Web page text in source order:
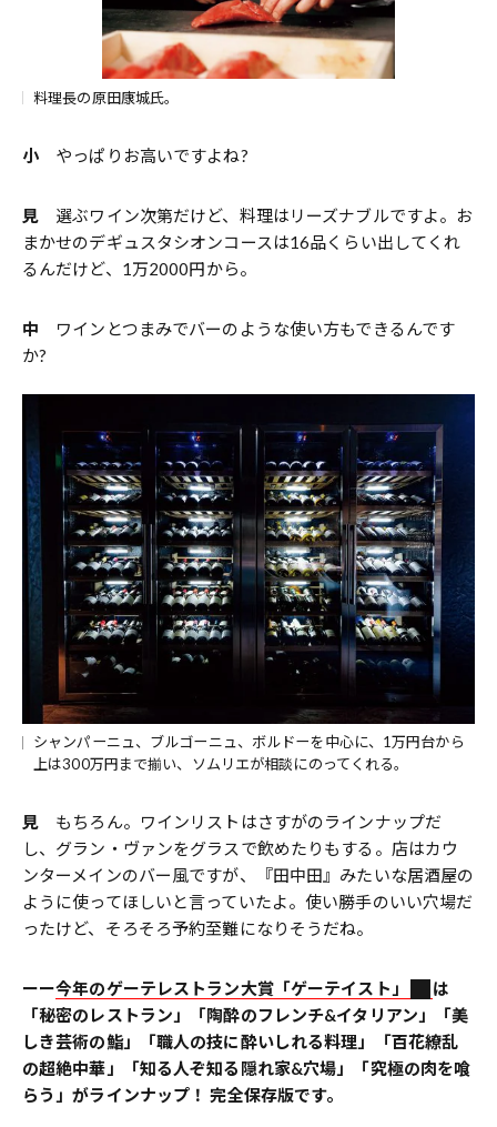
料理長の原田康城氏。
小 やっぱりお高いですよね?
見 選ぶワイン次第だけど、料理はリーズナブルですよ。お
まかせのデギュスタシオンコースは16品くらい出してくれ
るんだけど、1万2000円から。
中 ワインとつまみでバーのような使い方もできるんです
か?
シャンパーニュ、ブルゴーニュ、ボルドーを中心に、1万円台から
上は300万円まで揃い、ソムリエが相談にのってくれる。
見 もちろん。ワインリストはさすがのラインナップだ
し、グラン・ヴァンをグラスで飲めたりもする。店はカウ
ンターメインのバー風ですが、『田中田』みたいな居酒屋の
ように使ってほしいと言っていたよ。使い勝手のいい穴場だ
ったけど、そろそろ予約至難になりそうだね。
ーー今年のゲーテレストラン大賞「ゲーテイスト」
は
「秘密のレストラン」「陶酔のフレンチ&イタリアン」「美
しき芸術の鮨」「職人の技に酔いしれる料理」「百花繚乱
の超絶中華」「知る人ぞ知る隠れ家&穴場」「究極の肉を喰
らう」がラインナップ！ 完全保存版です。